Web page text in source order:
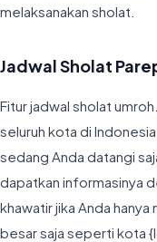
melaksanakan sholat.
Jadwal Sholat
Fitur jadwal sholat
seluruh kota di
sedang Anda datangi
dapatkan informasinya
khawatir jika Anda
besar saja seperti kota